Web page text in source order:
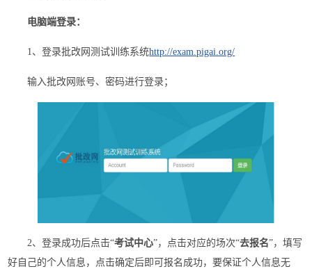
电脑端登录：
1、登录批改网测试训练系统http://exam.pigai.org/
输入批改网账号、密码进行登录；
2、登录成功后点击“考试中心”，点击对应的场次“去报名”，填写
好自己的个人信息，点击确定后即可报名成功，要保证个人信息无